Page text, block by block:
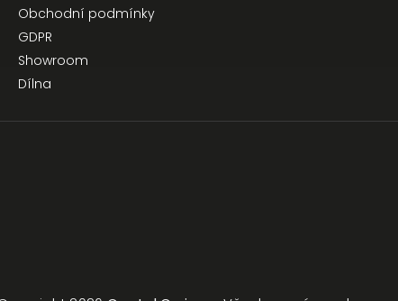
Obchodní podmínky
GDPR
Showroom
Dílna